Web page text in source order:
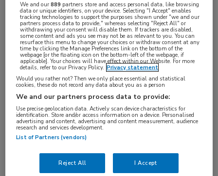
Op22 september 2025heeft deze
uitzending live plaats gevonden. Uitzending
gemist? U kunt de webcast nu on demand
bekijken wanneer het u uitkomt.
Na het succes van eerdere edities is deonline
Retina Quizterug!
Honderden oogheelkundigengingen u al voor in
deze interactieve quiz vol praktijkgerichte casuïstiek.
We and our889 partners store and access personal data, like browsing
data or unique identifiers, on your device. Selecting "I Accept" enables
tracking technologies to support the purposes shown under "we and our
partners process data to provide," whereas selecting "Reject All" or
withdrawing your consent will disable them. If trackers are disabled,
some content and ads you see may not be as relevant to you. You can
resurface this menu to change your choices or withdraw consent at any
time by clicking the Manage Preferences link on the bottom of the
webpage [or the floating icon on the bottom-left of the webpage, if
applicable]. Your choices will have effect within our Website. For more
details, refer to our Privacy Policy. Privacy statement
Would you rather not? Then we only place essential and statistical
cookies, these do not record any data about you as a person
We and our partners process data to provide:
Use precise geolocation data. Actively scan device characteristics for
identification. Store and/or access information on a device. Personalised
advertising and content, advertising and content measurement, audience
research and services development.
List of Partners (vendors)
Reject All I Accept